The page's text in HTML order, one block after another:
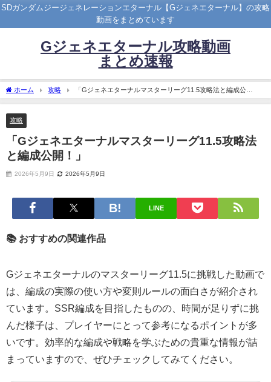
SDガンダムジージェネレーションエターナル【Gジェネエターナル】の攻略
動画をまとめています
Gジェネエターナル攻略動画
まとめ速報
ホーム 攻略
「Gジェネエターナルマスターリーグ11.5攻略法と編成公
開！」
攻略
「Gジェネエターナルマスターリーグ11.5攻略法
と編成公開！」
2026年5月9日 2026年5月9日
LINE
📚 おすすめの関連作品
Gジェネエターナルのマスターリーグ11.5に挑戦した動画で
は、編成の実際の使い方や変則ルールの面白さが紹介され
ています。SSR編成を目指したものの、時間が足りずに挑
んだ様子は、プレイヤーにとって参考になるポイントが多
いです。効率的な編成や戦略を学ぶための貴重な情報が詰
まっていますので、ぜひチェックしてみてください。